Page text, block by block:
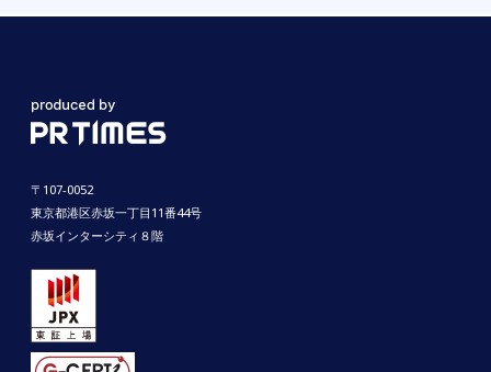
〒107-0052
東京都港区赤坂一丁目11番44号
赤坂インターシティ８階